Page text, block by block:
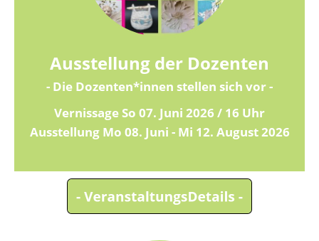
Ausstellung der Dozenten
- Die Dozenten*innen stellen sich vor -
Vernissage So 07. Juni 2026 / 16 Uhr
Ausstellung Mo 08. Juni - Mi 12. August 2026